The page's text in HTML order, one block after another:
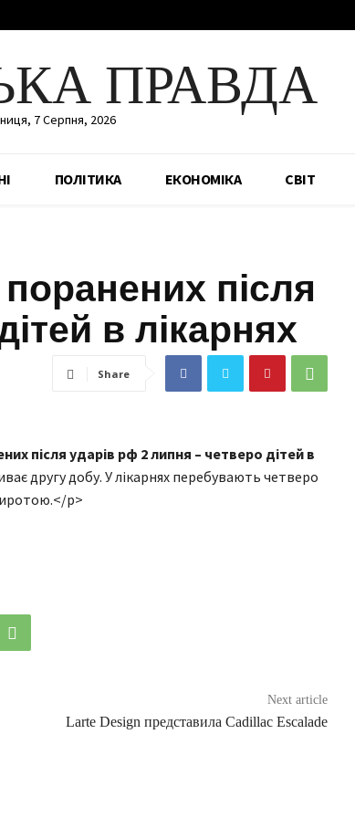
ПРАВДА
7 Серпня, 2026
ПОЛІТИКА ЕКОНОМІКА СВІТ
після
в лікарнях
Share
після ударів рф 2 липня – четверо дітей в
другу добу. У лікарнях перебувають четверо
p>
Next article
Larte Design представила Cadillac Escalade